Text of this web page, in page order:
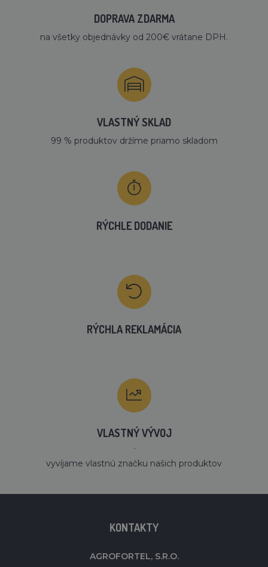
DOPRAVA ZDARMA
na všetky objednávky od 200€ vrátane DPH.
VLASTNÝ SKLAD
99 % produktov držíme priamo skladom
RÝCHLE DODANIE
RÝCHLA REKLAMÁCIA
VLASTNÝ VÝVOJ
´
vyvíjame vlastnú značku našich produktov
KONTAKTY
AGROFORTEL, S.R.O.